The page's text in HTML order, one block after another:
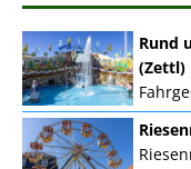
Rund
(Zettl)